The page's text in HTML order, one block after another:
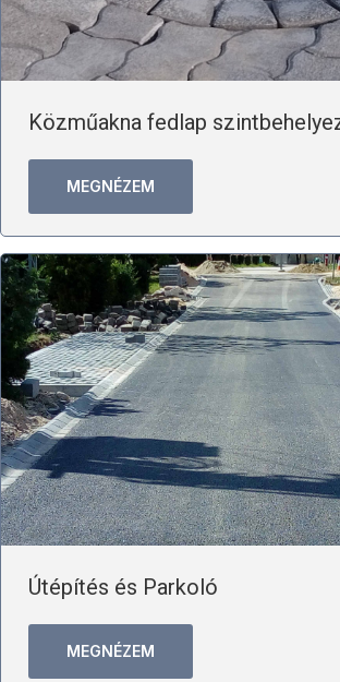
Közműakna fedlap
MEGNÉZEM
Útépítés és Parkoló
MEGNÉZEM